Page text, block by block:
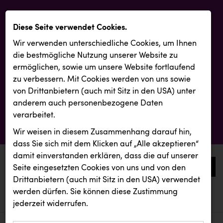
0
aktuelle aussendungen
aktuelle aussendungen
Diese Seite verwendet Cookies.
Wir verwenden unterschiedliche Cookies, um Ihnen
die best­mögliche Nutzung unserer Website zu
ermöglichen, sowie um unsere Website fortlaufend
zu verbessern. Mit Cookies werden von uns sowie
von Drittanbietern (auch mit Sitz in den USA) unter
anderem auch personenbezogene Daten
verarbeitet.
Wir weisen in diesem Zusammenhang darauf hin,
dass Sie sich mit dem Klicken auf „Alle akzeptieren“
damit ein­ver­standen erklären, dass die auf unserer
Seite eingesetzten Cookies von uns und von den
Drittanbietern (auch mit Sitz in den USA) verwendet
werden dürfen. Sie können diese Zustimmung
jederzeit widerrufen.